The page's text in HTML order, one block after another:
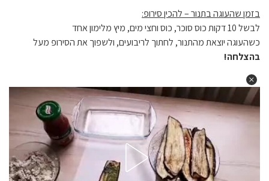
בזמן שהעוגה בתנור – להכין סירופ:
לבשל 10 דקות כוס סוכר, כוס וחצי מים, מיץ מלימון אחד
כשהעוגה יוצאת מהתנור, לחתוך לריבועים, ולשפוך את הסירופ מעל
בהצלחה!